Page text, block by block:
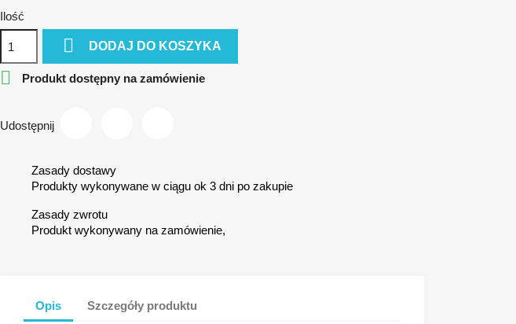
Ilość
 DODAJ DO KOSZYKA
 Produkt dostępny na zamówienie
Udostępnij
Zasady dostawy
Produkty wykonywane w ciągu ok 3 dni po zakupie
Zasady zwrotu
Produkt wykonywany na zamówienie,
Opis Szczegóły produktu